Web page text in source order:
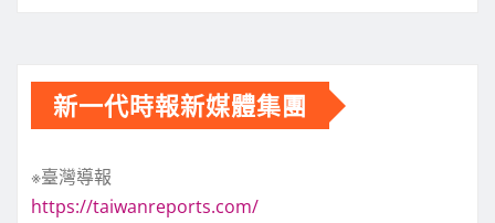
新一代時報新媒體集團
※臺灣導報
https://taiwanreports.com/